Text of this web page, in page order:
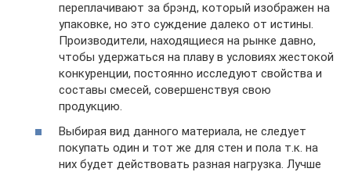
переплачивают за брэнд, который изображен на
упаковке, но это суждение далеко от истины.
Производители, находящиеся на рынке давно,
чтобы удержаться на плаву в условиях жестокой
конкуренции, постоянно исследуют свойства и
составы смесей, совершенствуя свою
продукцию.
Выбирая вид данного материала, не следует
покупать один и тот же для стен и пола т.к. на
них будет действовать разная нагрузка. Лучше